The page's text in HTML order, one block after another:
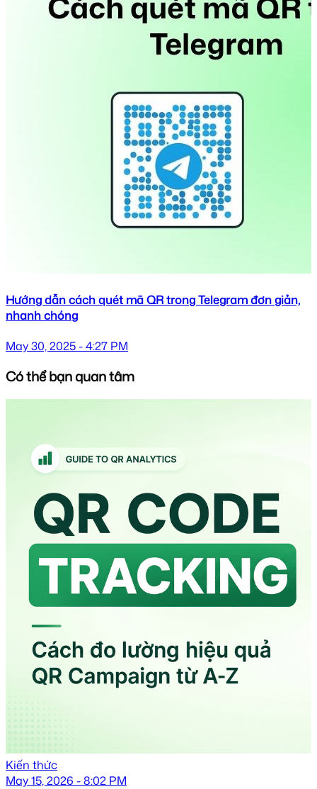
Hướng dẫn cách quét mã QR trong Telegram đơn giản,
nhanh chóng
May 30, 2025 - 4:27 PM
Có thể bạn quan tâm
Kiến thức
May 15, 2026 - 8:02 PM